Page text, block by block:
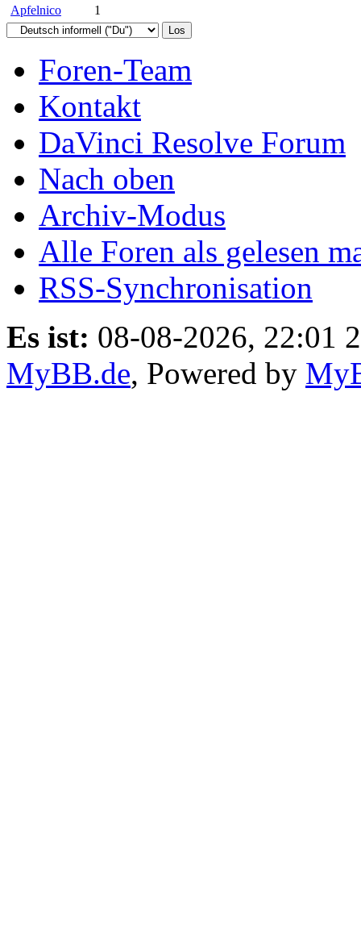
Apfelnico
1
Foren-Team
Kontakt
DaVinci Resolve Forum
Nach oben
Archiv-Modus
Alle Foren als gelesen
RSS-Synchronisation
Es ist: 08-08-2026, 22:01
MyBB.de, Powered by